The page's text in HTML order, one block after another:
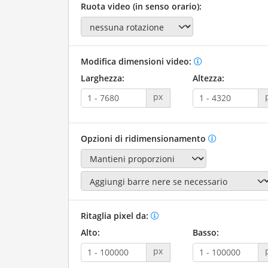
Ruota video (in senso orario):
Modifica dimensioni video:
Larghezza:
px
Altezza:
Opzioni di ridimensionamento
Ritaglia pixel da:
Alto:
px
Basso: